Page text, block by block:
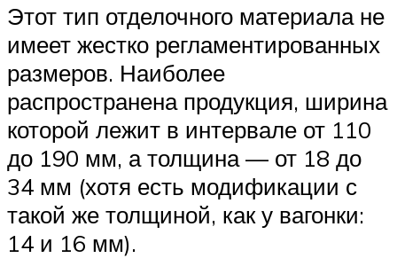
Этот тип отделочного материала не
имеет жестко регламентированных
размеров. Наиболее
распространена продукция, ширина
которой лежит в интервале от 110
до 190 мм, а толщина — от 18 до
34 мм (хотя есть модификации с
такой же толщиной, как у вагонки:
14 и 16 мм).